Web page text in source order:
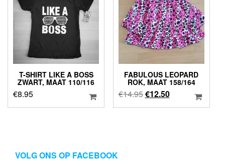
T-SHIRT LIKE A BOSS
ZWART, MAAT 110/116
€8.95
FABULOUS LEOPARD
ROK, MAAT 158/164
€14.95Oorspronkelijke
prijs
€12.50Huidige
prijs
VOLG ONS OP FACEBOOK